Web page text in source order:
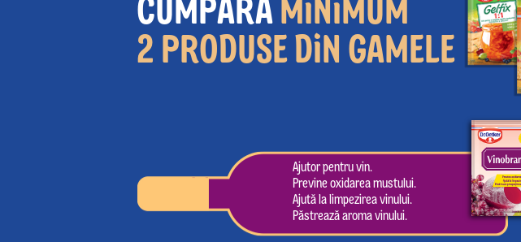
CUMPĂRĂMINIMUM
2 PRODUSE DIN GAMELE
Ajutor pentru vin.
Previne oxidarea mustului.
Ajută la limpezirea vinului.
Păstrează aroma vinului.